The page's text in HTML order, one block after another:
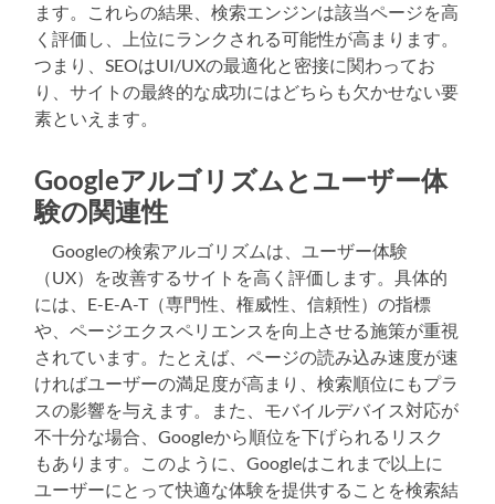
ます。これらの結果、検索エンジンは該当ページを高
く評価し、上位にランクされる可能性が高まります。
つまり、SEOはUI/UXの最適化と密接に関わってお
り、サイトの最終的な成功にはどちらも欠かせない要
素といえます。
Googleアルゴリズムとユーザー体
験の関連性
Googleの検索アルゴリズムは、ユーザー体験
（UX）を改善するサイトを高く評価します。具体的
には、E-E-A-T（専門性、権威性、信頼性）の指標
や、ページエクスペリエンスを向上させる施策が重視
されています。たとえば、ページの読み込み速度が速
ければユーザーの満足度が高まり、検索順位にもプラ
スの影響を与えます。また、モバイルデバイス対応が
不十分な場合、Googleから順位を下げられるリスク
もあります。このように、Googleはこれまで以上に
ユーザーにとって快適な体験を提供することを検索結